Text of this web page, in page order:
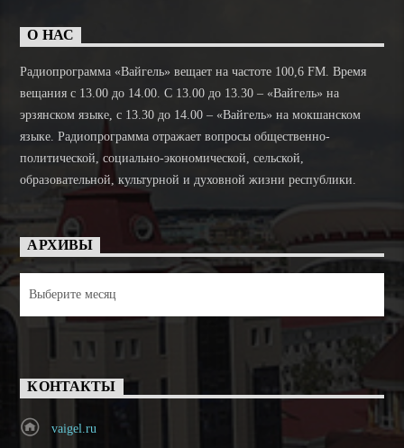
О НАС
Радиопрограмма «Вайгель» вещает на частоте 100,6 FM. Время
вещания с 13.00 до 14.00. C 13.00 до 13.30 – «Вайгель» на
эрзянском языке, с 13.30 до 14.00 – «Вайгель» на мокшанском
языке. Радиопрограмма отражает вопросы общественно-
политической, социально-экономической, сельской,
образовательной, культурной и духовной жизни республики.
АРХИВЫ
КОНТАКТЫ
vaigel.ru